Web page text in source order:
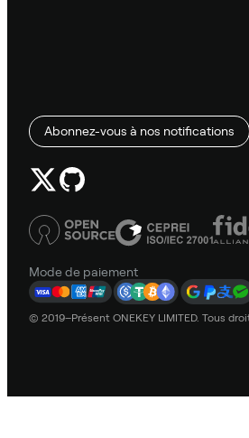
Abonnez-vous à nos notifications
Mode de paiement
© 2019–Présent ONEKEY LIMITED. Tous